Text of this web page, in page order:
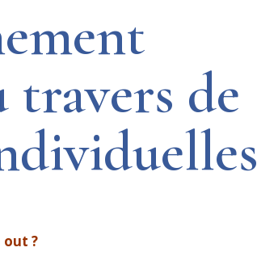
de
out ?